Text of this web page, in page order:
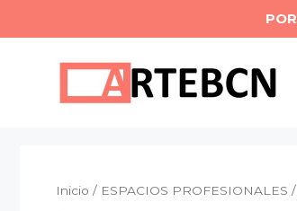
Inicio / ESPACIOS PROFESIONALES /